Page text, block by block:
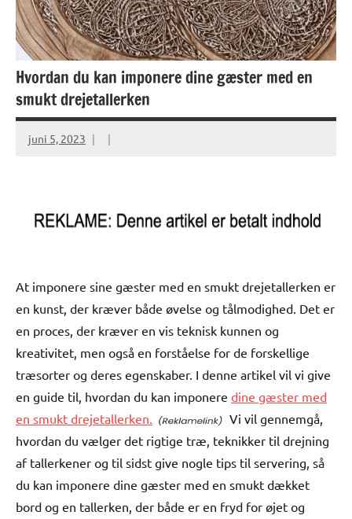
Hvordan du kan imponere dine gæster med en
smukt drejetallerken
juni 5, 2023
At imponere sine gæster med en smukt drejetallerken er
en kunst, der kræver både øvelse og tålmodighed. Det er
en proces, der kræver en vis teknisk kunnen og
kreativitet, men også en forståelse for de forskellige
træsorter og deres egenskaber. I denne artikel vil vi give
en guide til, hvordan du kan imponere dine gæster med
en smukt drejetallerken.
Vi vil gennemgå,
hvordan du vælger det rigtige træ, teknikker til drejning
af tallerkener og til sidst give nogle tips til servering, så
du kan imponere dine gæster med en smukt dækket
bord og en tallerken, der både er en fryd for øjet og